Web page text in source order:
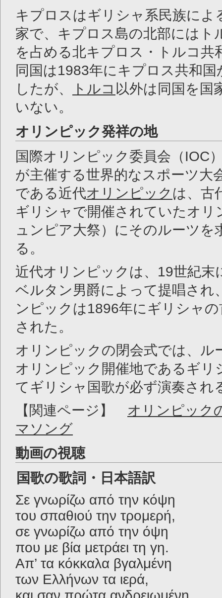
キプロスはギリシャ系民族によ
家で、キプロス島の北部にはト
を占める北キプロス・トルコ共
同国は1983年にキプロス共和
したが、
トルコ 以外は同国を国
いない。
オリンピック発祥の地
国際オリンピック委員会（IOC
が主催する世界的なスポーツ大
である近代オリンピック は、古
ギリシャで開催されていたオリ
ュンピア大祭）にそのルーツを
る。
近代オリンピックは、19世紀末
ベルタン男爵によって提唱され
ンピックは1896年にギリシャ
された。
オリンピックの閉会式では、ル
オリンピック開催地であるギリ
てギリシャ国歌が必ず演奏され
【関連ページ】 オリンピック
マソング
動画の視聴
国歌の歌詞・日本語訳
Σε γνωρίζω από την κόψη
του σπαθιού την τρομερή,
σε γνωρίζω από την όψη
που με βία μετράει τη γη.
Απ’ τα κόκκαλα βγαλμένη
των Ελλήνων τα ιερά,